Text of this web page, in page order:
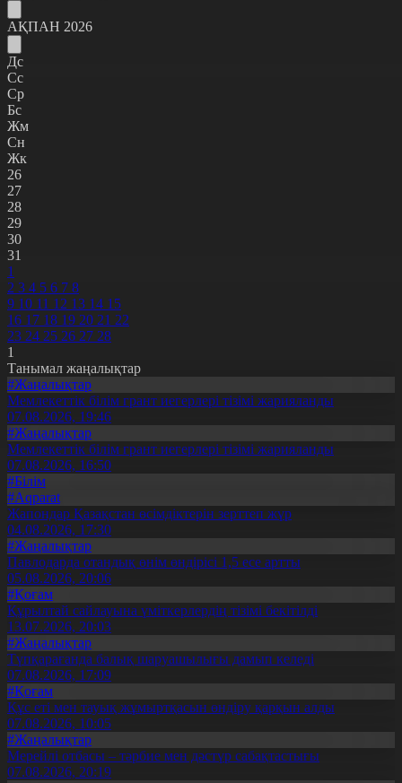
АҚПАН 2026
Дс
Сс
Ср
Бс
Жм
Сн
Жк
26
27
28
29
30
31
1
2 3 4 5 6 7 8
9 10 11 12 13 14 15
16 17 18 19 20 21 22
23 24 25 26 27 28
1
Танымал жаңалықтар
#Жаңалықтар
Мемлекеттік білім грант иегерлері тізімі жарияланды
07.08.2026, 19:46
#Жаңалықтар
Мемлекеттік білім грант иегерлері тізімі жарияланды
07.08.2026, 16:50
#Білім
#Aqparat
Жапондар Қазақстан өсімдіктерін зерттеп жүр
04.08.2026, 17:30
#Жаңалықтар
Павлодарда отандық өнім өндірісі 1,5 есе артты
05.08.2026, 20:06
#Қоғам
Құрылтай сайлауына үміткерлердің тізімі бекітілді
13.07.2026, 20:03
#Жаңалықтар
Түпқарағанда балық шаруашылығы дамып келеді
07.08.2026, 17:09
#Қоғам
Құс еті мен тауық жұмыртқасын өндіру қарқын алды
07.08.2026, 10:05
#Жаңалықтар
Мерейлі отбасы – тәрбие мен дәстүр сабақтастығы
07.08.2026, 20:19